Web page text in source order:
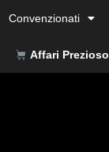
Convenzionati
Affari Prezioso